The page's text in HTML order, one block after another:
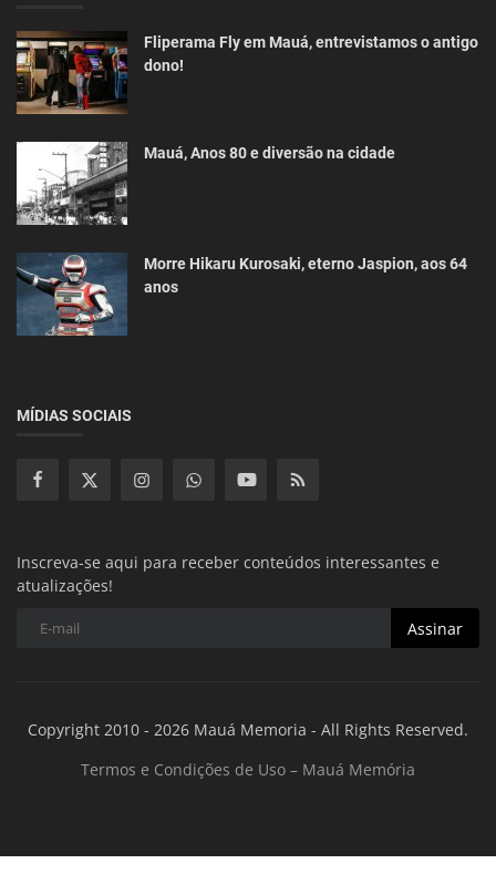
Fliperama Fly em Mauá, entrevistamos o antigo
dono!
Mauá, Anos 80 e diversão na cidade
Morre Hikaru Kurosaki, eterno Jaspion, aos 64
anos
MÍDIAS SOCIAIS
Inscreva-se aqui para receber conteúdos interessantes e
atualizações!
Assinar
Copyright 2010 - 2026 Mauá Memoria - All Rights Reserved.
Termos e Condições de Uso – Mauá Memória